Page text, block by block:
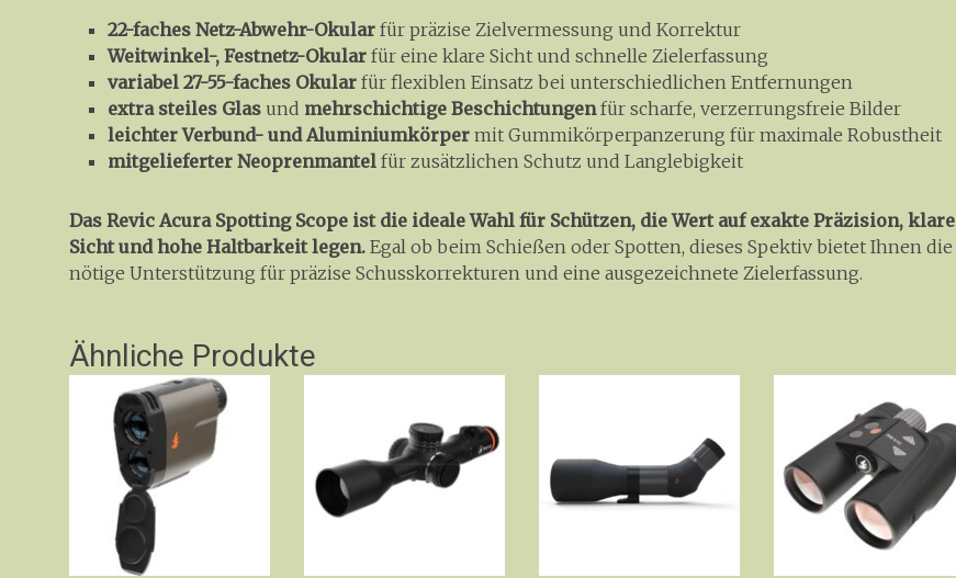
22-faches Netz-Abwehr-Okular für präzise Zielvermessung und Korrektur
Weitwinkel-, Festnetz-Okular für eine klare Sicht und schnelle Zielerfassung
variabel 27-55-faches Okular für flexiblen Einsatz bei unterschiedlichen Entfernungen
extra steiles Glas und mehrschichtige Beschichtungenfür scharfe, verzerrungsfreie Bilder
leichter Verbund- und Aluminiumkörper mit Gummikörperpanzerung für maximale Robustheit
mitgelieferter Neoprenmantel für zusätzlichen Schutz und Langlebigkeit
Das Revic Acura Spotting Scope ist die ideale Wahl für Schützen, die Wert auf exakte Präzision, klare
Sicht und hohe Haltbarkeit legen. Egal ob beim Schießen oder Spotten, dieses Spektiv bietet Ihnen die
nötige Unterstützung für präzise Schusskorrekturen und eine ausgezeichnete Zielerfassung.
Ähnliche Produkte